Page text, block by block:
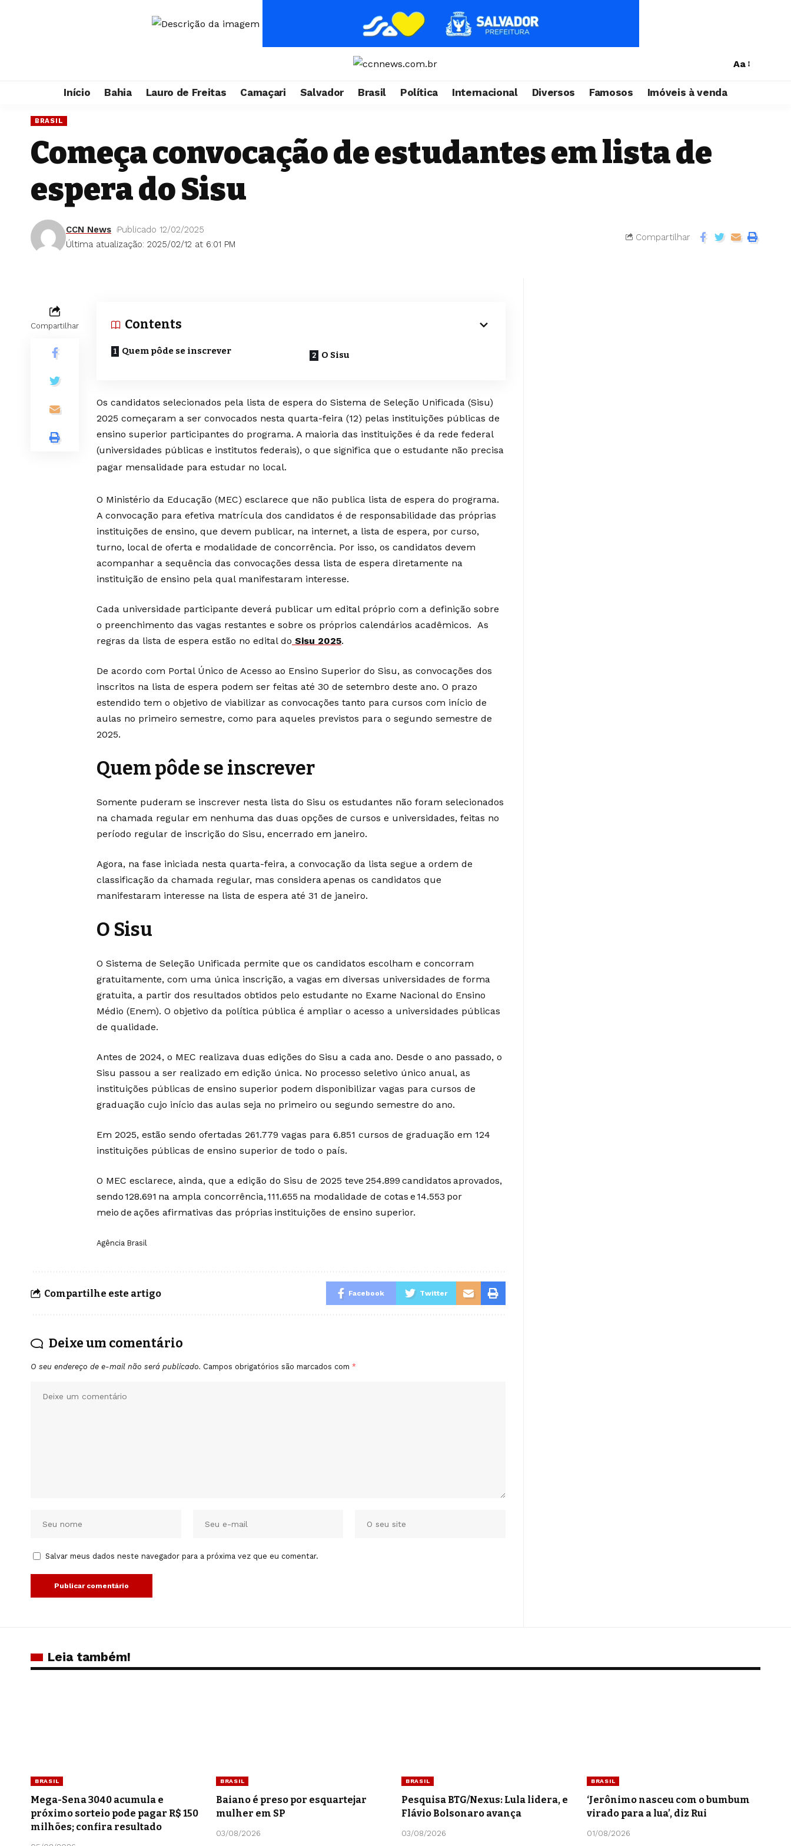
Aa
Início Bahia Lauro de Freitas Camaçari Salvador Brasil Política Internacional Diversos Famosos Imóveis à venda
BRASIL
Começa convocação de estudantes em lista de
espera do Sisu
Última atualização: 2025/02/12 at 6:01 PM
CCN News Publicado 12/02/2025
Compartilhar
Compartilhar Contents
Quem pôde se inscrever O Sisu
Os candidatos selecionados pela lista de espera do Sistema de Seleção Unificada (Sisu)
2025 começaram a ser convocados nesta quarta-feira (12) pelas instituições públicas de
ensino superior participantes do programa. A maioria das instituições é da rede federal
(universidades públicas e institutos federais), o que significa que o estudante não precisa
pagar mensalidade para estudar no local.
O Ministério da Educação (MEC) esclarece que não publica lista de espera do programa.
A convocação para efetiva matrícula dos candidatos é de responsabilidade das próprias
instituições de ensino, que devem publicar, na internet, a lista de espera, por curso,
turno, local de oferta e modalidade de concorrência. Por isso, os candidatos devem
acompanhar a sequência das convocações dessa lista de espera diretamente na
instituição de ensino pela qual manifestaram interesse.
Cada universidade participante deverá publicar um edital próprio com a definição sobre
o preenchimento das vagas restantes e sobre os próprios calendários acadêmicos. As
regras da lista de espera estão no edital do Sisu 2025.
De acordo com Portal Único de Acesso ao Ensino Superior do Sisu, as convocações dos
inscritos na lista de espera podem ser feitas até 30 de setembro deste ano. O prazo
estendido tem o objetivo de viabilizar as convocações tanto para cursos com início de
aulas no primeiro semestre, como para aqueles previstos para o segundo semestre de
2025.
Quem pôde se inscrever
Somente puderam se inscrever nesta lista do Sisu os estudantes não foram selecionados
na chamada regular em nenhuma das duas opções de cursos e universidades, feitas no
período regular de inscrição do Sisu, encerrado em janeiro.
Agora, na fase iniciada nesta quarta-feira, a convocação da lista segue a ordem de
classificação da chamada regular, mas considera apenas os candidatos que
manifestaram interesse na lista de espera até 31 de janeiro.
O Sisu
O Sistema de Seleção Unificada permite que os candidatos escolham e concorram
gratuitamente, com uma única inscrição, a vagas em diversas universidades de forma
gratuita, a partir dos resultados obtidos pelo estudante no Exame Nacional do Ensino
Médio (Enem). O objetivo da política pública é ampliar o acesso a universidades públicas
de qualidade.
Antes de 2024, o MEC realizava duas edições do Sisu a cada ano. Desde o ano passado, o
Sisu passou a ser realizado em edição única. No processo seletivo único anual, as
instituições públicas de ensino superior podem disponibilizar vagas para cursos de
graduação cujo início das aulas seja no primeiro ou segundo semestre do ano.
Em 2025, estão sendo ofertadas 261.779 vagas para 6.851 cursos de graduação em 124
instituições públicas de ensino superior de todo o país.
O MEC esclarece, ainda, que a edição do Sisu de 2025 teve 254.899 candidatos aprovados,
sendo 128.691 na ampla concorrência, 111.655 na modalidade de cotas e 14.553 por
meio de ações afirmativas das próprias instituições de ensino superior.
Agência Brasil
Compartilhe este artigo Facebook Twitter
Deixe um comentário
O seu endereço de e-mail não será publicado. Campos obrigatórios são marcados com *
Salvar meus dados neste navegador para a próxima vez que eu comentar.
Leia também!
BRASIL
Mega-Sena 3040 acumula e
próximo sorteio pode pagar R$ 150
milhões; confira resultado
BRASIL
Baiano é preso por esquartejar
mulher em SP
03/08/2026
BRASIL
Pesquisa BTG/Nexus: Lula lidera, e
Flávio Bolsonaro avança
03/08/2026
BRASIL
‘Jerônimo nasceu com o bumbum
virado para a lua’, diz Rui
01/08/2026